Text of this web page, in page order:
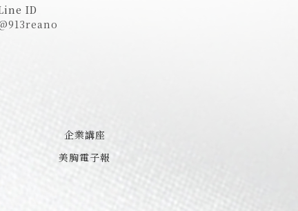
ID
企業講座
美胸電子報